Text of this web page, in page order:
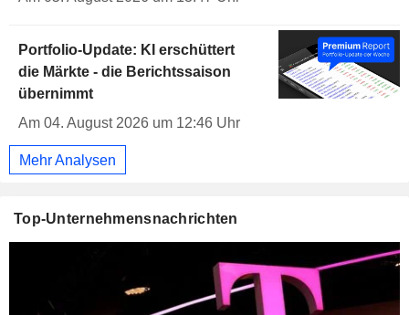
Portfolio-Update: KI erschüttert
die Märkte - die Berichtssaison
übernimmt
Am 04. August 2026 um 12:46 Uhr
Mehr Analysen
Top-Unternehmensnachrichten